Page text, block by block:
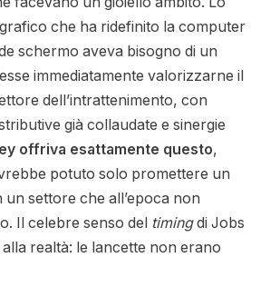
che ha ridefinito la computer
schermo aveva bisogno di un
immediatamente valorizzarne il
dell’intrattenimento, con
già collaudate e sinergie
offriva esattamente questo,
potuto solo promettere un
settore che all’epoca non
Il celebre senso del timingdi Jobs
realtà: le lancette non erano